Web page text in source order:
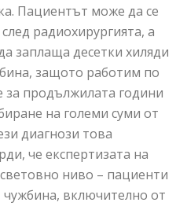
Пациентът може да се
радиохирургията, а
заплаща десетки хиляди
защото работим по
за продължилата години
на големи суми от
диагнози това
че експертизата на
ниво – пациенти
включително от